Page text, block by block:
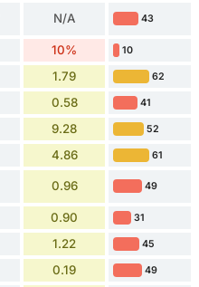
N/A 43
10% 10
1.79 62
0.58 41
9.28 52
4.86 61
0.96 49
0.90 31
1.22 45
0.19 49